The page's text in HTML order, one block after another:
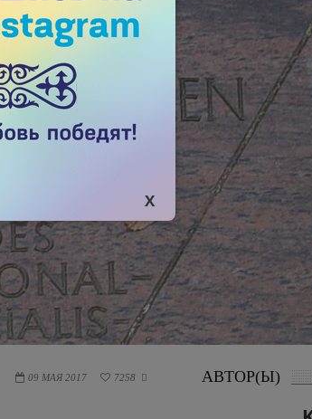
09 МАЯ 2017 7258  АВТОР(Ы)